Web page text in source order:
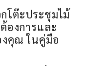
โต๊ะประชุมไม้
องการและ
คุณ ในคู่มือ